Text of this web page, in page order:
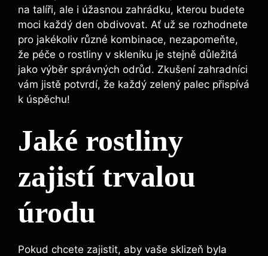
na talíři, ale i úžasnou zahrádku, kterou budete
moci každý den obdivovat. Ať už se rozhodnete
pro jakékoliv různé kombinace, nezapomeňte,
že péče o rostliny v skleníku je stejně důležitá
jako výběr správných odrůd. Zkušení zahradníci
vám jistě potvrdí, že každý zelený palec přispívá
k úspěchu!
Jaké rostliny
zajistí trvalou
úrodu
Pokud chcete zajistit, aby vaše sklizeň byla